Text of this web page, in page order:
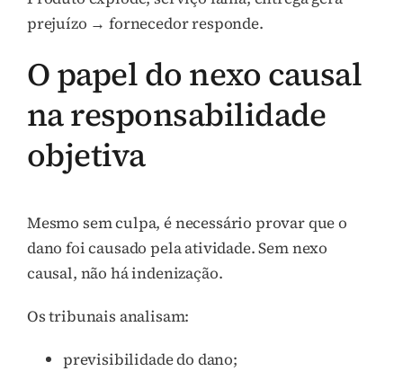
prejuízo → fornecedor responde.
O papel do nexo causal
na responsabilidade
objetiva
Mesmo sem culpa, é necessário provar que o
dano foi causado pela atividade. Sem nexo
causal, não há indenização.
Os tribunais analisam:
previsibilidade do dano;